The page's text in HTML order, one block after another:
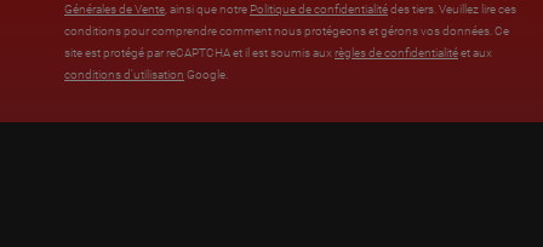
Générales de Vente , ainsi que notre Politique de confidentialitédes tiers. Veuillez lire ces
conditions pour comprendre comment nous protégeons et gérons vos données. Ce
site est protégé par reCAPTCHA et il est soumis aux règles de confidentialitéet aux
conditions d’utilisation Google.